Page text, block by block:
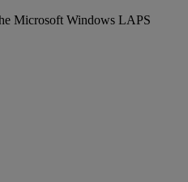
Microsoft Windows LAPS